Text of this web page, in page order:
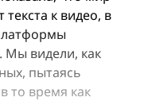
к видео, в
Мы видели, как
пытаясь
то время как